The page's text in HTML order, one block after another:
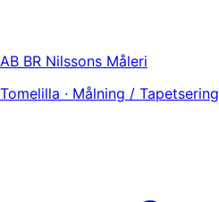
AB BR Nilssons Måleri
Tomelilla · Målning / Tapetsering